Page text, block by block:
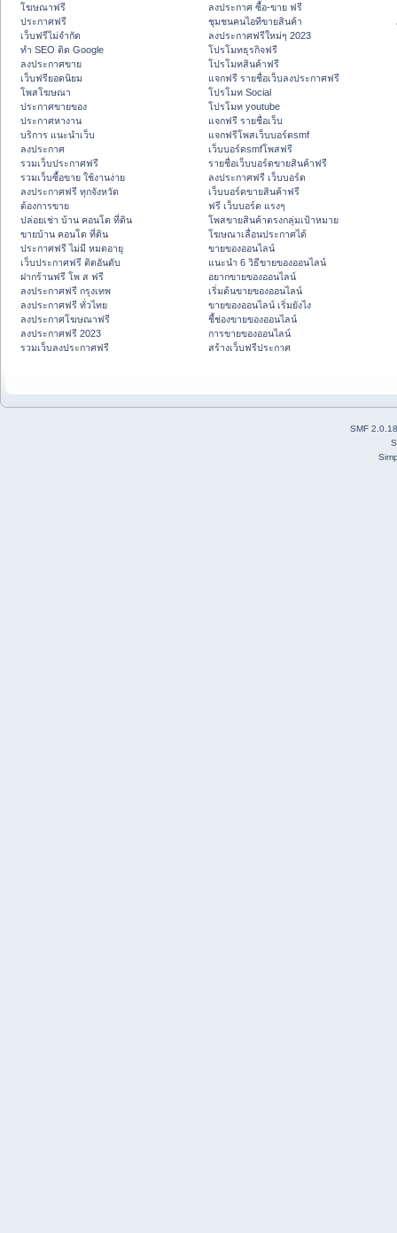
โฆษณาฟรี
ประกาศฟรี
เว็บฟรีไม่จำกัด
ทำ SEO ติด Google
ลงประกาศขาย
เว็บฟรียอดนิยม
โพสโฆษณา
ประกาศขายของ
ประกาศหางาน
บริการ แนะนำเว็บ
ลงประกาศ
รวมเว็บประกาศฟรี
รวมเว็บซื้อขาย ใช้งานง่าย
ลงประกาศฟรี ทุกจังหวัด
ต้องการขาย
ปล่อยเช่า บ้าน คอนโด ที่ดิน
ขายบ้าน คอนโด ที่ดิน
ประกาศฟรี ไม่มี หมดอายุ
เว็บประกาศฟรี ติดอันดับ
ฝากร้านฟรี โพ ส ฟรี
ลงประกาศฟรี กรุงเทพ
ลงประกาศฟรี ทั่วไทย
ลงประกาศโฆษณาฟรี
ลงประกาศฟรี 2023
รวมเว็บลงประกาศฟรี
ลงประกาศ ซื้อ-ขาย ฟรี
ชุมชนคนไอทีขายสินค้า
ลงประกาศฟรีใหม่ๆ 2023
โปรโมทธุรกิจฟรี
โปรโมทสินค้าฟรี
แจกฟรี รายชื่อเว็บลงประกาศฟรี
โปรโมท Social
โปรโมท youtube
แจกฟรี รายชื่อเว็บ
แจกฟรีโพสเว็บบอร์ดsmf
เว็บบอร์ดsmfโพสฟรี
รายชื่อเว็บบอร์ดขายสินค้าฟรี
ลงประกาศฟรี เว็บบอร์ด
เว็บบอร์ดขายสินค้าฟรี
ฟรี เว็บบอร์ด แรงๆ
โพสขายสินค้าตรงกลุ่มเป้าหมาย
โฆษณาเลื่อนประกาศได้
ขายของออนไลน์
แนะนำ 6 วิธีขายของออนไลน์
อยากขายของออนไลน์
เริ่มต้นขายของออนไลน์
ขายของออนไลน์ เริ่มยังไง
ชี้ช่องขายของออนไลน์
การขายของออนไลน์
สร้างเว็บฟรีประกาศ
SMF 2.0.18